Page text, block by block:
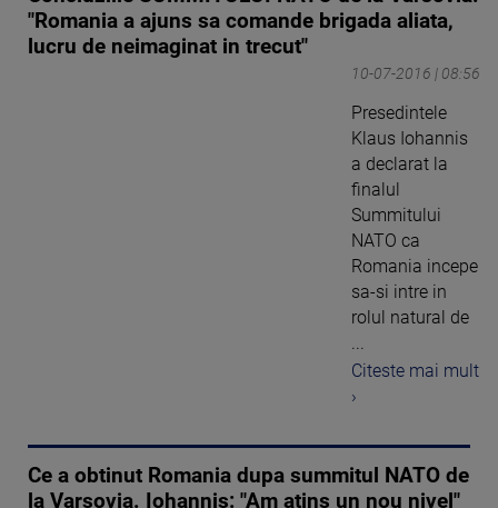
"Romania a ajuns sa comande brigada aliata,
lucru de neimaginat in trecut"
10-07-2016 | 08:56
Presedintele
Klaus Iohannis
a declarat la
finalul
Summitului
NATO ca
Romania incepe
sa-si intre in
rolul natural de
...
Citeste mai mult
›
Ce a obtinut Romania dupa summitul NATO de
la Varsovia. Iohannis: "Am atins un nou nivel"